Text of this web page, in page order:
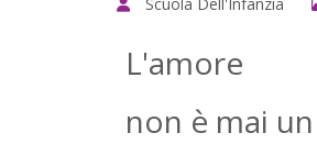
Scuola Dell'Infanzia
L'amore
non è mai